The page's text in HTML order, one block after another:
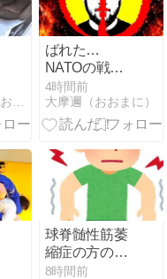
ばれた…
NATOの戦略
的行き詰まり
で幕を閉じた
40日間の対ロ
為
4時間前
大摩邇（おおまに）
球脊髄性筋萎
縮症の方の障
害年金受給事
8時間前